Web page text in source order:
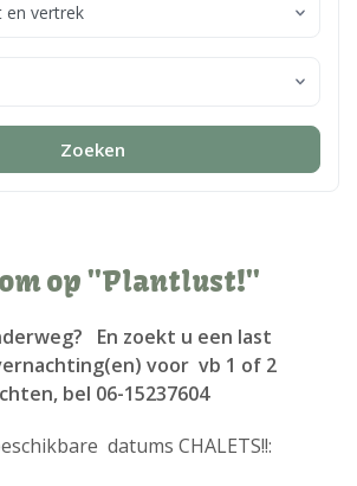
en vertrek
Zoeken
op ''Plantlust!''
En zoekt u een last
voor vb 1 of 2
bel 06-15237604
datums CHALETS!!: